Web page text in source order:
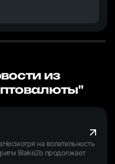
из
на волатильность
Blake2b продолжает